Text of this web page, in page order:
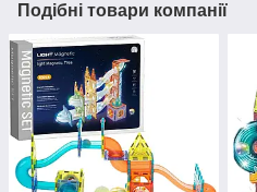
Подібні товари компанії